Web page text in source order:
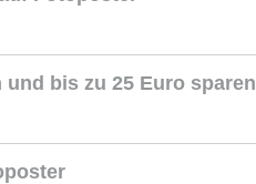
bis zu 25 Euro sparen